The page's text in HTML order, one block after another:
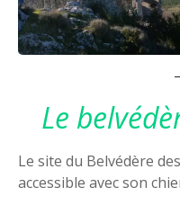
Le
Le site du Belvédère
accessible avec son